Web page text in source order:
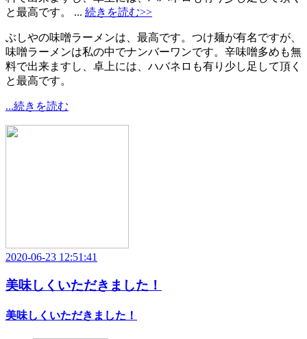
と最高です。 ... 続きを読む>>
ぶしやの味噌ラーメンは、最高です。つけ麺が有名ですが、
味噌ラーメンは私の中でナンバーワンです。辛味噌多めも無
料で出来ますし、卓上には、ハバネロも有り少し足して頂く
と最高です。
...続きを読む
2020-06-23 12:51:41
美味しくいただきました！
美味しくいただきました！